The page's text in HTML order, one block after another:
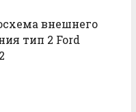
внешнего
тип 2 Ford